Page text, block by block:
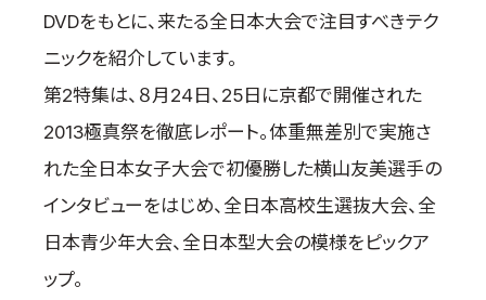
試合規則
入門のご案内
青少年部・保護者の方へ
一般の部・壮年部の方
会員制度
DVDをもとに、来たる全日本大会で注目すべきテク
ニックを紹介しています。
第2特集は、８月24日、25日に京都で開催された
2013極真祭を徹底レポート。体重無差別で実施さ
れた全日本女子大会で初優勝した横山友美選手の
インタビューをはじめ、全日本高校生選抜大会、全
日本青少年大会、全日本型大会の模様をピックア
ップ。